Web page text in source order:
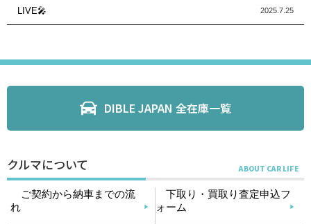
LIVE🎤 2025.7.25
DIBLE JAPAN 全在庫一覧
クルマについて
ご契約から納車までの流
れ
下取り・買取り査定申込フ
ォーム